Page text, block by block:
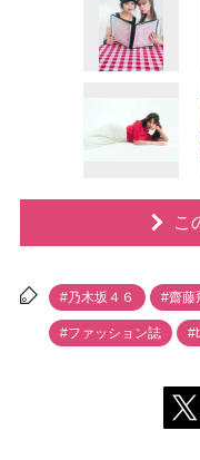
こ
#乃木坂４６ #齋藤
#ファッション誌